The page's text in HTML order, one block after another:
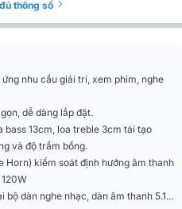
Hz - 45 kHz
ohms
nhạc, Xem phim, phòng
thông số
nhu cầu giải trí, xem phim, nghe
dễ dàng lắp đặt.
bass 13cm, loa treble 3cm tái tạo
và độ trầm bổng.
Horn) kiểm soát định hướng âm thanh
dàn nghe nhạc, dàn âm thanh 5.1...